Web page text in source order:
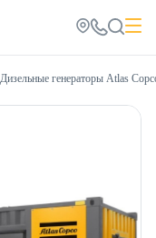
Дизельные генераторы Atlas